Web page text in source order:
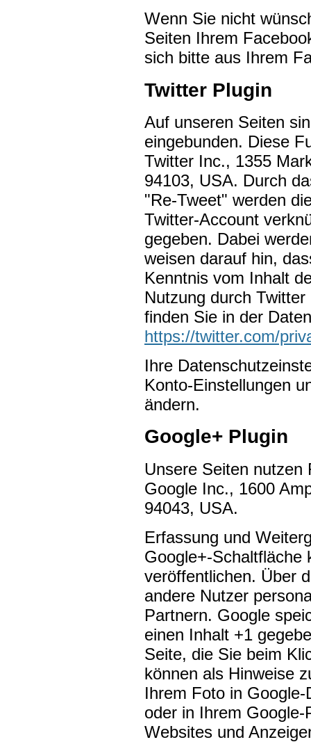
Wenn Sie nicht
Seiten Ihrem
sich bitte aus Ihrem
Twitter Plugin
Auf unseren Seiten
eingebunden. Diese
Twitter Inc., 1355
94103, USA. Durch
"Re-Tweet" werden
Twitter-Account
gegeben. Dabei
weisen darauf hin,
Kenntnis vom Inhalt
Nutzung durch
finden Sie in der
https://twitter.com/
Ihre
Konto-Einstellungen
ändern.
Google+ Plugin
Unsere Seiten nutzen
Google Inc., 1600
94043, USA.
Erfassung und
Google+-Schaltfläche
veröffentlichen. Über
andere Nutzer
Partnern. Google
einen Inhalt +1
Seite, die Sie beim
können als Hinweise
Ihrem Foto in
oder in Ihrem
Websites und